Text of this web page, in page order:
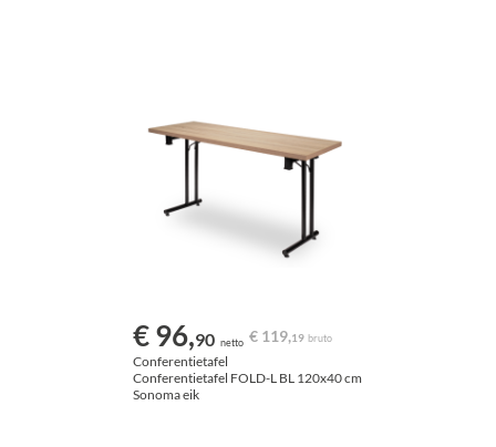
€ 96,90 netto € 119,19 bruto
Conferentietafel
Conferentietafel FOLD-L BL 120x40 cm
Sonoma eik